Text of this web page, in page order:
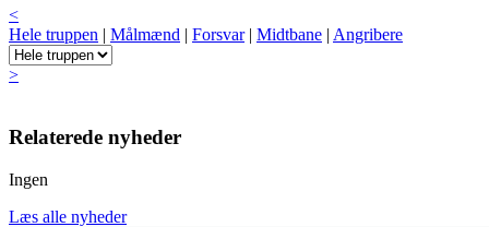
<
Hele truppen | Målmænd | Forsvar| Midtbane | Angribere
>
Relaterede nyheder
Ingen
Læs alle nyheder